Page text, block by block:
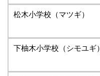
松木小学校（マツギ）
下柚木小学校（シモユギ）